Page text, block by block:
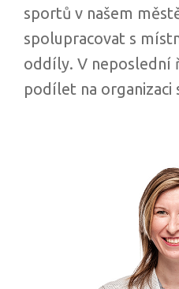
sportů v našem
spolupracovat s
oddíly. V neposlední
podílet na organizaci